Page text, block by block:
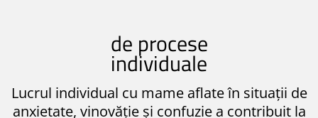
de procese
individuale
Lucrul individual cu mame aflate în situații de
anxietate, vinovăție și confuzie a contribuit la